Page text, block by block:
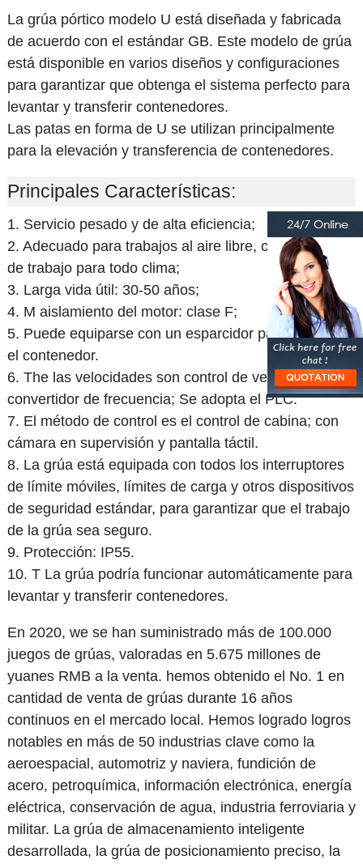
La grúa pórtico modelo U está diseñada y fabricada
de acuerdo con el estándar GB. Este modelo de grúa
está disponible en varios diseños y configuraciones
para garantizar que obtenga el sistema perfecto para
levantar y transferir contenedores.
Las patas en forma de U se utilizan principalmente
para la elevación y transferencia de contenedores.
Principales Características:
1. Servicio pesado y de alta eficiencia;
2. Adecuado para trabajos al aire libre, condiciones
de trabajo para todo clima;
3. Larga vida útil: 30-50 años;
4. M aislamiento del motor: clase F;
5. Puede equiparse con un esparcidor para levantar
el contenedor.
6. The las velocidades son control de velocidad del
convertidor de frecuencia; Se adopta el PLC.
7. El método de control es el control de cabina; con
cámara en supervisión y pantalla táctil.
8. La grúa está equipada con todos los interruptores
de límite móviles, límites de carga y otros dispositivos
de seguridad estándar, para garantizar que el trabajo
de la grúa sea seguro.
9. Protección: IP55.
10. T La grúa podría funcionar automáticamente para
levantar y transferir contenedores.
En 2020, we se han suministrado más de 100.000
juegos de grúas, valoradas en 5.675 millones de
yuanes RMB a la venta. hemos obtenido el No. 1 en
cantidad de venta de grúas durante 16 años
continuos en el mercado local. Hemos logrado logros
notables en más de 50 industrias clave como la
aeroespacial, automotriz y naviera, fundición de
acero, petroquímica, información electrónica, energía
eléctrica, conservación de agua, industria ferroviaria y
militar. La grúa de almacenamiento inteligente
desarrollada, la grúa de posicionamiento preciso, la